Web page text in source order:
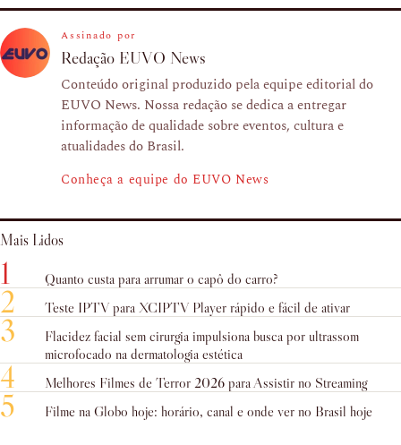
Assinado por
Redação EUVO News
Conteúdo original produzido pela equipe editorial do
EUVO News. Nossa redação se dedica a entregar
informação de qualidade sobre eventos, cultura e
atualidades do Brasil.
Conheça a equipe do EUVO News
Mais Lidos
1 Quanto custa para arrumar o capô do carro?
2 Teste IPTV para XCIPTV Player rápido e fácil de ativar
3
Flacidez facial sem cirurgia impulsiona busca por ultrassom
microfocado na dermatologia estética
4 Melhores Filmes de Terror 2026 para Assistir no Streaming
5 Filme na Globo hoje: horário, canal e onde ver no Brasil hoje